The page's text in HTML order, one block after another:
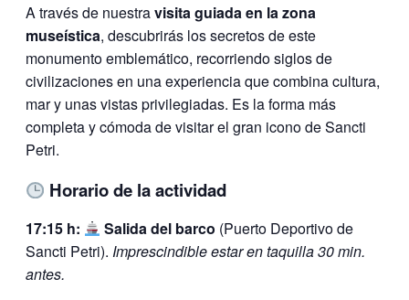
A través de nuestravisita guiada en la zona
museística, descubrirás los secretos de este
monumento emblemático, recorriendo siglos de
civilizaciones en una experiencia que combina cultura,
mar y unas vistas privilegiadas. Es la forma más
completa y cómoda de visitar el gran icono de Sancti
Petri.
Horario de la actividad
17:15 h: Salida del barco (Puerto Deportivo de
Sancti Petri). Imprescindible estar en taquilla 30 min.
antes.